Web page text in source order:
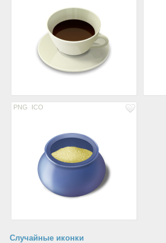
PNG ICO
Случайные иконки